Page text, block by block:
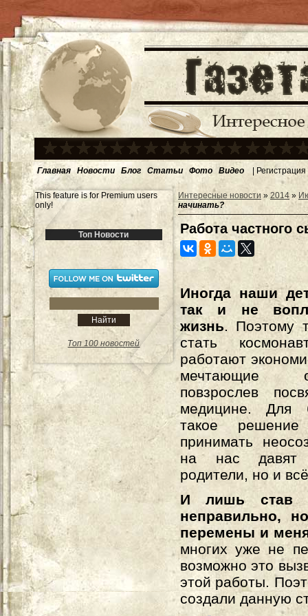
Главная Новости Блог Статьи Фото Видео | Регистрация
This feature is for Premium users
only!
Топ Новости
Топ 100 новостей
Интересные новости » 2014 »
начинать?
Работа частного
Иногда наши
так и не
жизнь. Поэтому
стать
работают
мечтающие
повзрослев
медицине. Для
такое решение
принимать
на нас давят
родители, но и
И лишь став
неправильно,
перемены и
многих уже не
возможно это
этой работы.
создали данную